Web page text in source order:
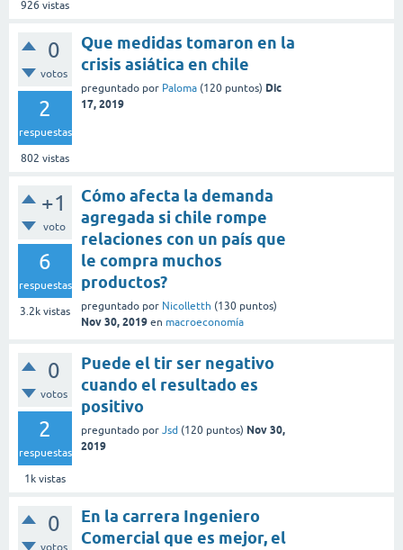
926 vistas
0
votos
2
respuestas
802 vistas
Que medidas tomaron en la
crisis asiática en chile
preguntado por Paloma (120 puntos) Dic
17, 2019
+1
voto
6
respuestas
3.2k vistas
Cómo afecta la demanda
agregada si chile rompe
relaciones con un país que
le compra muchos
productos?
preguntado por Nicolletth (130 puntos)
Nov 30, 2019 en macroeconomía
0
votos
2
respuestas
1k vistas
Puede el tir ser negativo
cuando el resultado es
positivo
preguntado por Jsd (120 puntos) Nov 30,
2019
0
votos
En la carrera Ingeniero
Comercial que es mejor, el